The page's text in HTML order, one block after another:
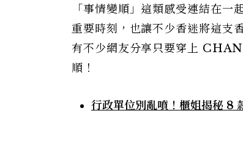
「事情變順」這類感受連結在
重要時刻，也讓不少香迷將這支
有不少網友分享只要穿上
順！
行政單位別亂噴！櫃姐揭秘 8